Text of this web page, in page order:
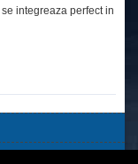
integreaza perfect in